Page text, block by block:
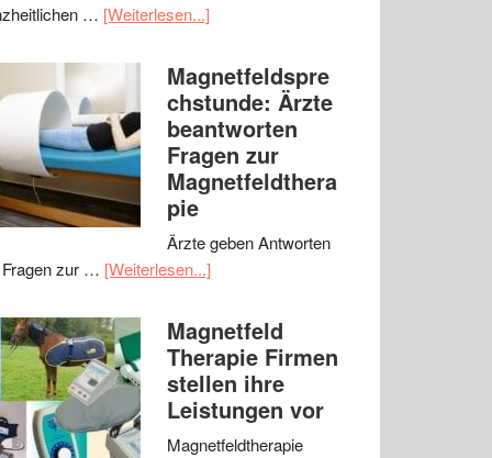
… [Weiterlesen...]
Magnetfeldspre
chstunde: Ärzte
beantworten
Fragen zur
Magnetfeldthera
pie
Ärzte geben Antworten
zur … [Weiterlesen...]
Magnetfeld
Therapie Firmen
stellen ihre
Leistungen vor
Magnetfeldtherapie